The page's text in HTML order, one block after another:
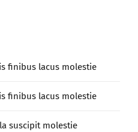
finibus lacus molestie
finibus lacus molestie
suscipit molestie